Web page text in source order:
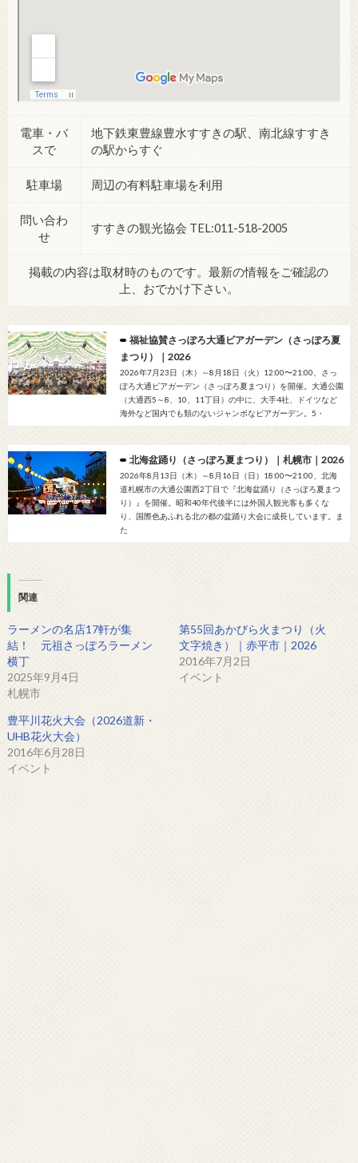
電車・バ
スで
地下鉄東豊線豊水すすきの駅、南北線すすき
の駅からすぐ
駐車場 周辺の有料駐車場を利用
問い合わ
せ
すすきの観光協会 TEL:011-518-2005
掲載の内容は取材時のものです。最新の情報をご確認の
上、おでかけ下さい。
福祉協賛さっぽろ大通ビアガーデン（さっぽろ夏
まつり）｜2026
2026年7月23日（木）～8月18日（火）12:00〜21:00、さっ
ぽろ大通ビアガーデン（さっぽろ夏まつり）を開催。大通公園
（大通西5～8、10、11丁目）の中に、大手4社、ドイツなど
海外など国内でも類のないジャンボなビアガーデン。5・
北海盆踊り（さっぽろ夏まつり）｜札幌市｜2026
2026年8月13日（木）～8月16日（日）18:00〜21:00、北海
道札幌市の大通公園西2丁目で『北海盆踊り（さっぽろ夏まつ
り）』を開催。昭和40年代後半には外国人観光客も多くな
り、国際色あふれる北の都の盆踊り大会に成長しています。ま
た
関連
ラーメンの名店17軒が集
結！ 元祖さっぽろラーメン
横丁
2025年9月4日
札幌市
第55回あかびら火まつり（火
文字焼き）｜赤平市｜2026
2016年7月2日
イベント
豊平川花火大会（2026道新・
UHB花火大会）
2016年6月28日
イベント